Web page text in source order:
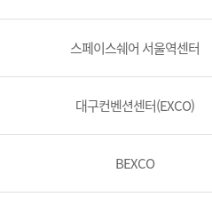
스페이스쉐어 서울역센터
대구컨벤션센터(EXCO)
BEXCO